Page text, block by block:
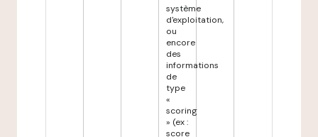
système
d'exploitation,
ou
encore
des
informations
de
type
«
scoring
» (ex :
score